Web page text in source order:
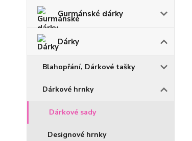
Gurmánské dárky
Dárky
Blahopřání, Dárkové tašky
Dárkové hrnky
Dárkové sady
Designové hrnky